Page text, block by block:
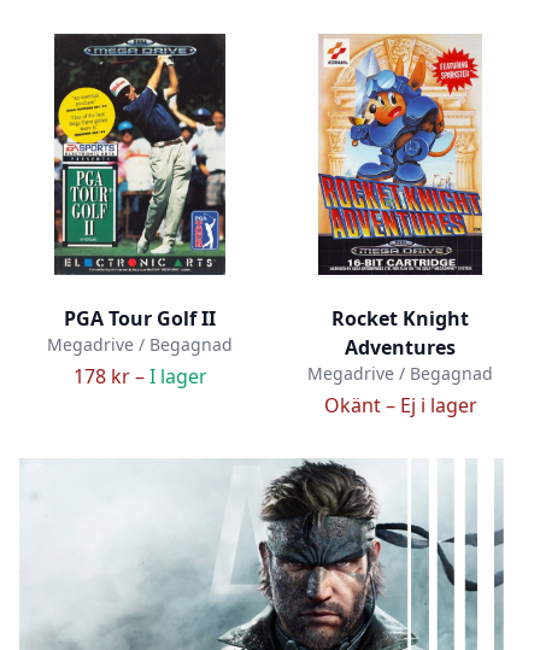
PGA Tour Golf II
Megadrive / Begagnad
178 kr –I lager
Rocket Knight
Adventures
Megadrive / Begagnad
Okänt – Ej i lager